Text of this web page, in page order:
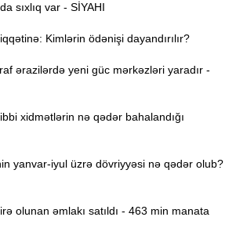
sıxlıq var - SİYAHI
Kimlərin ödənişi dayandırılır?
ərazilərdə yeni güc mərkəzləri yaradır -
xidmətlərin nə qədər bahalandığı
yanvar-iyul üzrə dövriyyəsi nə qədər olub?
olunan əmlakı satıldı - 463 min manata